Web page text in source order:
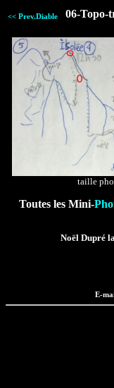
<< Prev.Diable 06-Topo-
taille
Toutes les Mini-
Noël Dupré
E-